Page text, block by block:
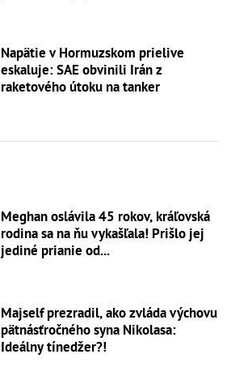
Napätie v Hormuzskom prielive
eskaluje: SAE obvinili Irán z
raketového útoku na tanker
Meghan oslávila 45 rokov, kráľovská
rodina sa na ňu vykašľala! Prišlo jej
jediné prianie od...
Majself prezradil, ako zvláda výchovu
pätnásťročného syna Nikolasa:
Ideálny tínedžer?!